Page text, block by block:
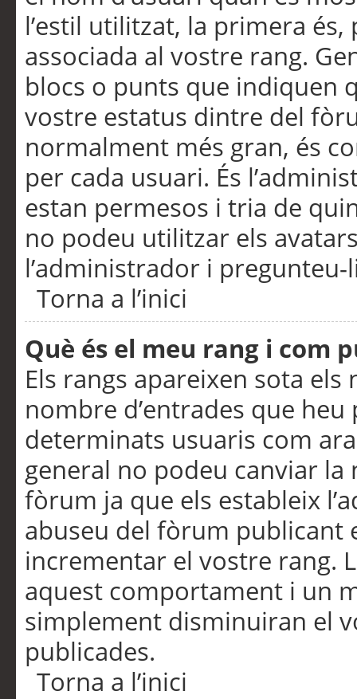
l’estil utilitzat, la primera
associada al vostre rang.
blocs o punts que indiquen
vostre estatus dintre del
normalment més gran, és
per cada usuari. És
estan permesos i tria de
no podeu utilitzar els
l’administrador i pregunteu-
Torna a l’inici
Què és el meu rang i com
Els rangs apareixen sota
nombre d’entrades que
determinats usuaris com
general no podeu canviar
fòrum ja que els estableix
abuseu del fòrum publicant
incrementar el vostre rang.
aquest comportament i un
simplement disminuiran el
publicades.
Torna a l’inici